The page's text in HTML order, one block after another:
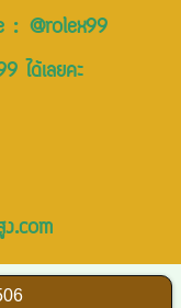
: @rolex99
ได้เลยคะ
.com